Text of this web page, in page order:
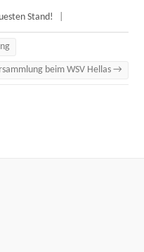
Stand!
beim WSV Hellas→